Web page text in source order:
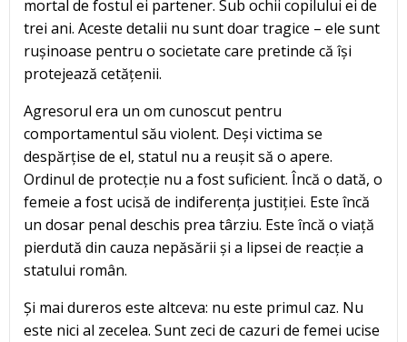
mortal de fostul ei partener. Sub ochii copilului ei de
trei ani. Aceste detalii nu sunt doar tragice – ele sunt
rușinoase pentru o societate care pretinde că își
protejează cetățenii.
Agresorul era un om cunoscut pentru
comportamentul său violent. Deși victima se
despărțise de el, statul nu a reușit să o apere.
Ordinul de protecție nu a fost suficient. Încă o dată, o
femeie a fost ucisă de indiferența justiției. Este încă
un dosar penal deschis prea târziu. Este încă o viață
pierdută din cauza nepăsării și a lipsei de reacție a
statului român.
Și mai dureros este altceva: nu este primul caz. Nu
este nici al zecelea. Sunt zeci de cazuri de femei ucise